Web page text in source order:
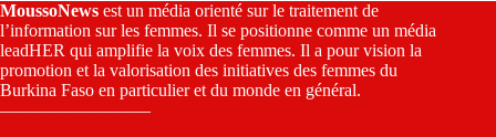
MoussoNews est un média orienté sur le traitement de
l’information sur les femmes. Il se positionne comme un média
leadHER qui amplifie la voix des femmes. Il a pour vision la
promotion et la valorisation des initiatives des femmes du
Burkina Faso en particulier et du monde en général.
————————–